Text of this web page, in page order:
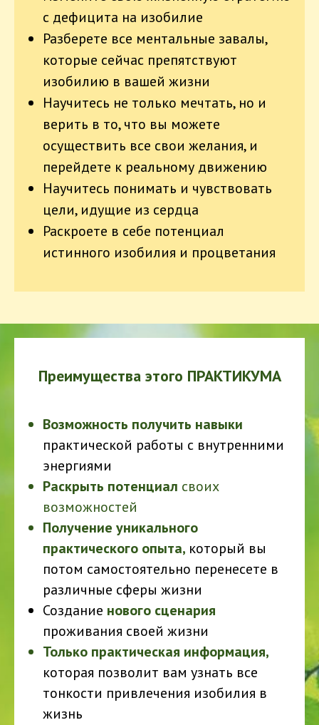
с дефицита на изобилие
Разберете все ментальные завалы,
которые сейчас препятствуют
изобилию в вашей жизни
Научитесь не только мечтать, но и
верить в то, что вы можете
осуществить все свои желания, и
перейдете к реальному движению
Научитесь понимать и чувствовать
цели, идущие из сердца
Раскроете в себе потенциал
истинного изобилия и процветания
Преимущества этого ПРАКТИКУМА
Возможность получить навыки
практической работы с внутренними
энергиями
Раскрыть потенциал своих
возможностей
Получение уникального
практического опыта, который вы
потом самостоятельно перенесете в
различные сферы жизни
Создание нового сценария
проживания своей жизни
Только практическая информация,
которая позволит вам узнать все
тонкости привлечения изобилия в
жизнь